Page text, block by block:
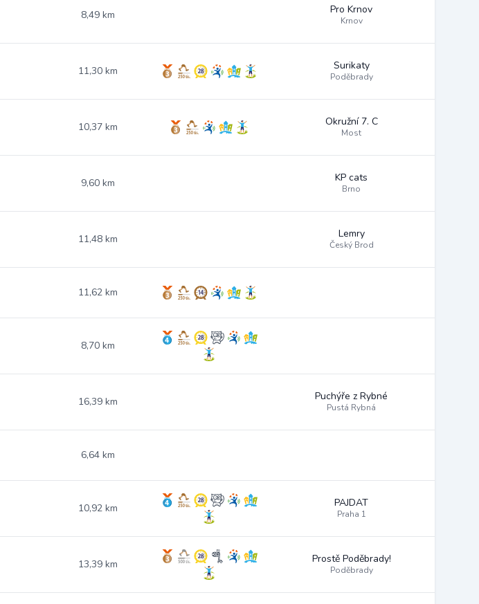
8,49 km Pro Krnov
Krnov
11,30 km Surikaty
Poděbrady
10,37 km Okružní 7. C
Most
9,60 km KP cats
Brno
11,48 km Lemry
Český Brod
11,62 km
8,70 km
16,39 km Puchýře z Rybné
Pustá Rybná
6,64 km
10,92 km PAJDAT
Praha 1
13,39 km Prostě Poděbrady!
Poděbrady